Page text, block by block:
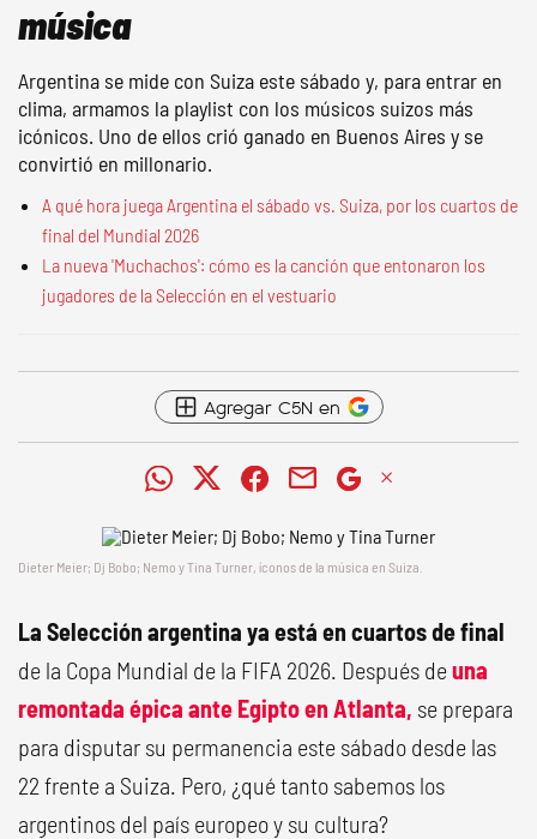
música
Argentina se mide con Suiza este sábado y, para entrar en
clima, armamos la playlist con los músicos suizos más
icónicos. Uno de ellos crió ganado en Buenos Aires y se
convirtió en millonario.
A qué hora juega Argentina el sábado vs. Suiza, por los cuartos de
final del Mundial 2026
La nueva 'Muchachos': cómo es la canción que entonaron los
jugadores de la Selección en el vestuario
Agregar C5N en
Dieter Meier; Dj Bobo; Nemo y Tina Turner, íconos de la música en Suiza.
La Selección argentina ya está en cuartos de final
de la Copa Mundial de la FIFA 2026. Después deuna
remontada épica ante Egipto en Atlanta, se prepara
para disputar su permanencia este sábado desde las
22 frente a Suiza. Pero, ¿qué tanto sabemos los
argentinos del país europeo y su cultura?